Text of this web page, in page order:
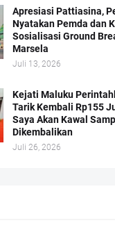
Apresiasi Pattiasina,
Nyatakan Pemda dan
Sosialisasi Ground
Marsela
Juli 13, 2026
Kejati Maluku
Tarik Kembali Rp155
Saya Akan Kawal
Dikembalikan
Juli 26, 2026